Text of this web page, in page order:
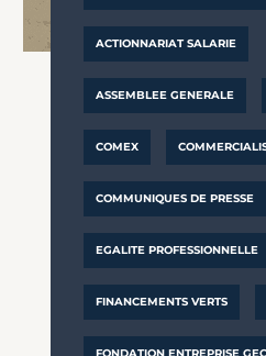
ACTIONNARIAT SALARIE
ASSEMBLEE GENERALE
COMEX
COMMUNIQUES DE PRESSE
EGALITE PROFESSIONNELLE
FINANCEMENTS VERTS